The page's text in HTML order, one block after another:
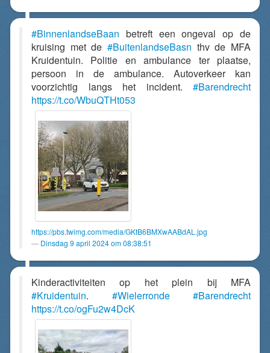
#BinnenlandseBaan betreft een ongeval op de
kruising met de #BuitenlandseBasn thv de MFA
Kruidentuin. Politie en ambulance ter plaatse,
persoon in de ambulance. Autoverkeer kan
voorzichtig langs het incident. #Barendrecht
https://t.co/WbuQTHt053
https://pbs.twimg.com/media/GKtB6BMXwAABdAL.jpg
Dinsdag 9 april 2024 om 08:38:51
Kinderactiviteiten op het plein bij MFA
#Kruidentuin. #Wielerronde
#Barendrecht
https://t.co/ogFu2w4DcK